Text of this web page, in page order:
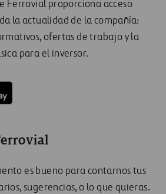
Ferrovial proporciona acceso
la actualidad de la compañía:
ofertas de trabajo y la
para el inversor.
es bueno para contarnos tus
sugerencias, o lo que quieras.